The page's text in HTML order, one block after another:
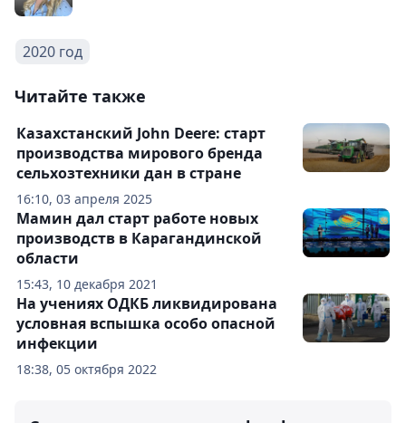
2020 год
Читайте также
16:10, 03 апреля 2025
Казахстанский John Deere: старт
производства мирового бренда
сельхозтехники дан в стране
15:43, 10 декабря 2021
Мамин дал старт работе новых
производств в Карагандинской
области
18:38, 05 октября 2022
На учениях ОДКБ ликвидирована
условная вспышка особо опасной
инфекции